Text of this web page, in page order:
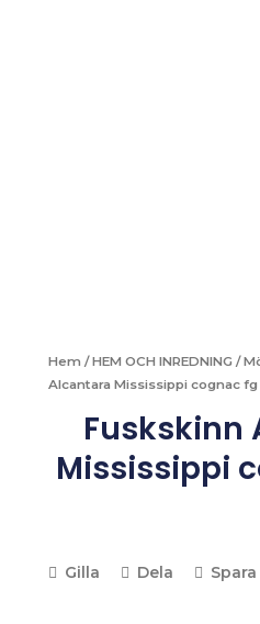
Hem /HEM OCH INREDNING /
Alcantara Mississippi cognac fg
Fuskskinn
Mississippi
Gilla Dela Spara